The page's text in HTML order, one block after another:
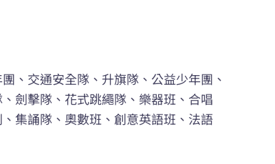
、交通安全隊、升旗隊、公益少年團、
劍擊隊、花式跳繩隊、樂器班、合唱
集誦隊、奧數班、創意英語班、法語